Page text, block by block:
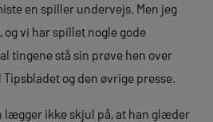
en spiller undervejs. Men jeg
vi har spillet nogle gode
tingene stå sin prøve hen over
og den øvrige presse.
ikke skjul på, at han glæder